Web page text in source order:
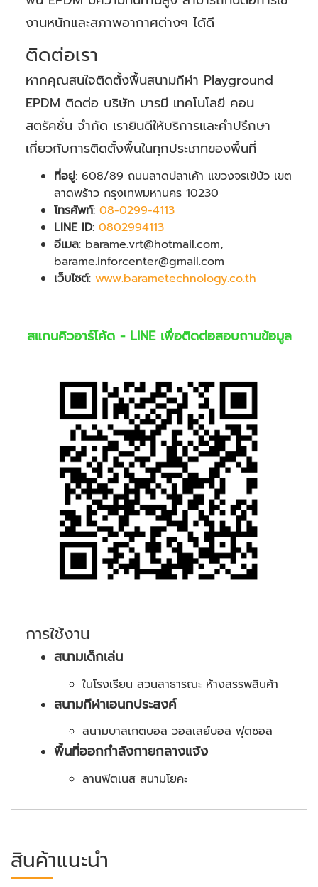
งานหนักและสภาพอากาศต่างๆ ได้ดี
ติดต่อเรา
หากคุณสนใจติดตั้งพื้นสนามกีฬา Playground
EPDM ติดต่อ บริษัท บารมี เทคโนโลยี คอน
สตรัคชั่น จำกัด เรายินดีให้บริการและคำปรึกษา
เกี่ยวกับการติดตั้งพื้นในทุกประเภทของพื้นที่
ที่อยู่: 608/89 ถนนลาดปลาเค้า แขวงจรเข้บัว เขต
ลาดพร้าว กรุงเทพมหานคร 10230
โทรศัพท์: 08-0299-4113
LINE ID: 0802994113
อีเมล: barame.vrt@hotmail.com,
barame.inforcenter@gmail.com
เว็บไซต์: www.barametechnology.co.th
สแกนคิวอาร์โค้ด - LINE เพื่อติดต่อสอบถามข้อมูล
การใช้งาน
สนามเด็กเล่น
ในโรงเรียน สวนสาธารณะ ห้างสรรพสินค้า
สนามกีฬาเอนกประสงค์
สนามบาสเกตบอล วอลเลย์บอล ฟุตซอล
พื้นที่ออกกำลังกายกลางแจ้ง
ลานฟิตเนส สนามโยคะ
สินค้าแนะนำ